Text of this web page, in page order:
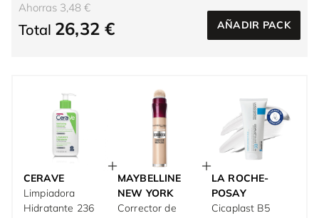
Ahorras 3,48 €
Total 26,32 € AÑADIR PACK
CERAVE
Limpiadora
Hidratante 236
MAYBELLINE
NEW YORK
Corrector de
LA ROCHE-
POSAY
Cicaplast B5